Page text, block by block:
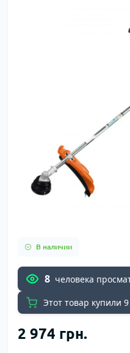
В наличии
8 человека
Этот товар купили
2 974 грн.